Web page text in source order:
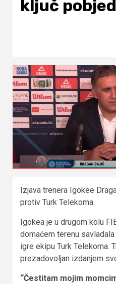
ključ
Izjava trenera Igokee
protiv Turk Telekoma.
Igokea je u drugom kolu
domaćem terenu
igre ekipu Turk Telekoma.
prezadovoljan izdanjem
“Čestitam mojim